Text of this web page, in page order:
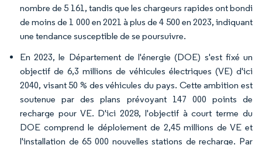
nombre de 5 161, tandis que les chargeurs rapides ont bondi
de moins de 1 000 en 2021 à plus de 4 500 en 2023, indiquant
une tendance susceptible de se poursuivre.
En 2023, le Département de l'énergie (DOE) s'est fixé un
objectif de 6,3 millions de véhicules électriques (VE) d'ici
2040, visant 50 % des véhicules du pays. Cette ambition est
soutenue par des plans prévoyant 147 000 points de
recharge pour VE. D'ici 2028, l'objectif à court terme du
DOE comprend le déploiement de 2,45 millions de VE et
l'installation de 65 000 nouvelles stations de recharge. Par